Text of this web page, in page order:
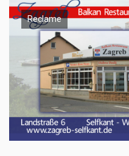
Reclame